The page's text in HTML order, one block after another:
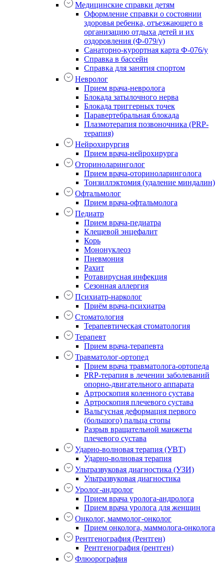
Медицинские справки детям
Оформление справки о состоянии
здоровья ребенка, отъезжающего в
организацию отдыха детей и их
оздоровления (Ф-079/у)
Санаторно-курортная карта Ф-076/у
Справка в бассейн
Справка для занятия спортом
Невролог
Прием врача-невролога
Блокада затылочного нерва
Блокада триггерных точек
Паравертебральная блокада
Плазмотерапия позвоночника (PRP-
терапия)
Нейрохирургия
Прием врача-нейрохирурга
Оториноларинголог
Прием врача-оториноларинголога
Тонзиллэктомия (удаление миндалин)
Офтальмолог
Прием врача-офтальмолога
Педиатр
Прием врача-педиатра
Клещевой энцефалит
Корь
Мононуклеоз
Пневмония
Рахит
Ротавирусная инфекция
Сезонная аллергия
Психиатр-нарколог
Приём врача-психиатра
Стоматология
Терапевтическая стоматология
Терапевт
Прием врача-терапевта
Травматолог-ортопед
Прием врача травматолога-ортопеда
PRP-терапия в лечении заболеваний
опорно-двигательного аппарата
Артроскопия коленного сустава
Артроскопия плечевого сустава
Вальгусная деформация первого
(большого) пальца стопы
Разрыв вращательной манжеты
плечевого сустава
Ударно-волновая терапия (УВТ)
Ударно-волновая терапия
Ультразвуковая диагностика (УЗИ)
Ультразвуковая диагностика
Уролог-андролог
Прием врача уролога-андролога
Прием врача уролога для женщин
Онколог, маммолог-онколог
Прием онколога, маммолога-онколога
Рентгенография (Рентген)
Рентгенография (рентген)
Флюорография